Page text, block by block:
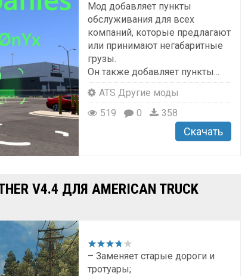
Мод добавляет пункты
обслуживания для всех
компаний, которые предлагают
или принимают негабаритные
грузы.
Он также добавляет пункты...
ATS Другие моды
519
0 358
Скачать
V4.4 ДЛЯ AMERICAN TRUCK
– Заменяет старые дороги и
тротуары;